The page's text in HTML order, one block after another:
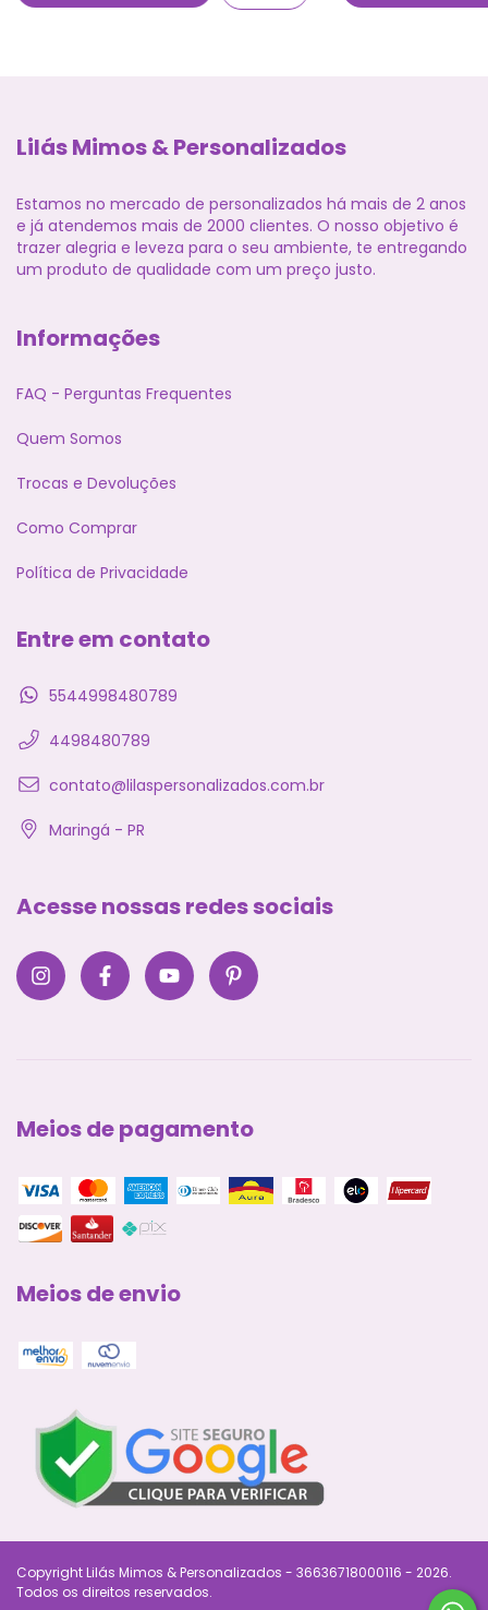
Lilás Mimos & Personalizados
Estamos no mercado de personalizados há mais de 2 anos
e já atendemos mais de 2000 clientes. O nosso objetivo é
trazer alegria e leveza para o seu ambiente, te entregando
um produto de qualidade com um preço justo.
Informações
FAQ - Perguntas Frequentes
Quem Somos
Trocas e Devoluções
Como Comprar
Política de Privacidade
Entre em contato
5544998480789
4498480789
contato@lilaspersonalizados.com.br
Maringá - PR
Acesse nossas redes sociais
Meios de pagamento
Meios de envio
Copyright Lilás Mimos & Personalizados - 36636718000116 - 2026.
Todos os direitos reservados.